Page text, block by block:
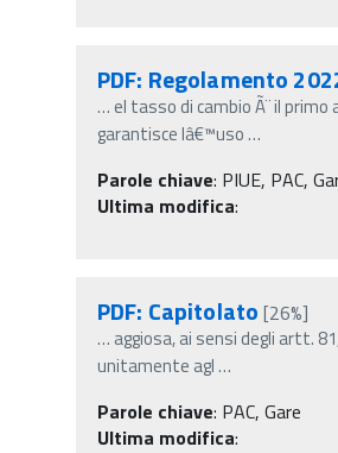
PDF: Regolamento
… el tasso di cambio Ã¨ il
garantisce lâ€™uso…
Parole chiave: PIUE, PAC,
Ultima modifica:
PDF: Capitolato [26%]
… aggiosa, ai sensi degli artt.
unitamente agl…
Parole chiave: PAC, Gare
Ultima modifica: